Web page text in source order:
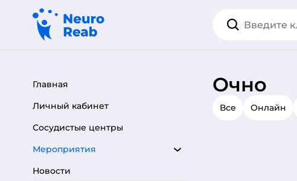
Главная
Личный кабинет
Сосудистые центры
Мероприятия
Новости
Очно
Все Онлайн